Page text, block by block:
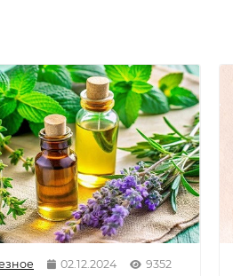
02.12.2024 9352